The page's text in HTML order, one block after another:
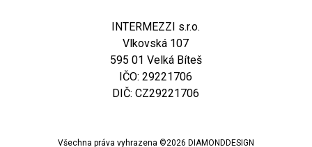
INTERMEZZI s.r.o.
Vlkovská 107
595 01 Velká Bíteš
IČO: 29221706
DIČ: CZ29221706
Všechna práva vyhrazena ©2026 DIAMONDDESIGN